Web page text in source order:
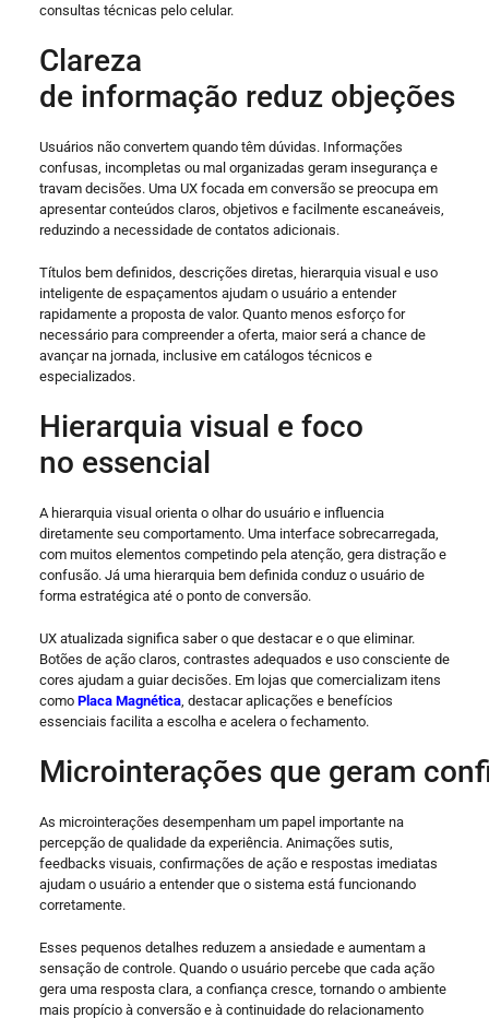
consultas técnicas pelo celular.
Clareza
de informação reduz objeções
Usuários não convertem quando têm dúvidas. Informações
confusas, incompletas ou mal organizadas geram insegurança e
travam decisões. Uma UX focada em conversão se preocupa em
apresentar conteúdos claros, objetivos e facilmente escaneáveis,
reduzindo a necessidade de contatos adicionais.
Títulos bem definidos, descrições diretas, hierarquia visual e uso
inteligente de espaçamentos ajudam o usuário a entender
rapidamente a proposta de valor. Quanto menos esforço for
necessário para compreender a oferta, maior será a chance de
avançar na jornada, inclusive em catálogos técnicos e
especializados.
Hierarquia visual e foco
no essencial
A hierarquia visual orienta o olhar do usuário e influencia
diretamente seu comportamento. Uma interface sobrecarregada,
com muitos elementos competindo pela atenção, gera distração e
confusão. Já uma hierarquia bem definida conduz o usuário de
forma estratégica até o ponto de conversão.
UX atualizada significa saber o que destacar e o que eliminar.
Botões de ação claros, contrastes adequados e uso consciente de
cores ajudam a guiar decisões. Em lojas que comercializam itens
como Placa Magnética, destacar aplicações e benefícios
essenciais facilita a escolha e acelera o fechamento.
Microinterações que geram
As microinterações desempenham um papel importante na
percepção de qualidade da experiência. Animações sutis,
feedbacks visuais, confirmações de ação e respostas imediatas
ajudam o usuário a entender que o sistema está funcionando
corretamente.
Esses pequenos detalhes reduzem a ansiedade e aumentam a
sensação de controle. Quando o usuário percebe que cada ação
gera uma resposta clara, a confiança cresce, tornando o ambiente
mais propício à conversão e à continuidade do relacionamento